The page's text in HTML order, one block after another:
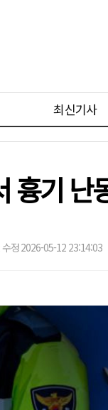
최신기사
흉기
정 2026-05-12 23:14:03